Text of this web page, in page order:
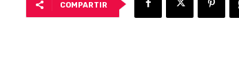
COMPARTIR